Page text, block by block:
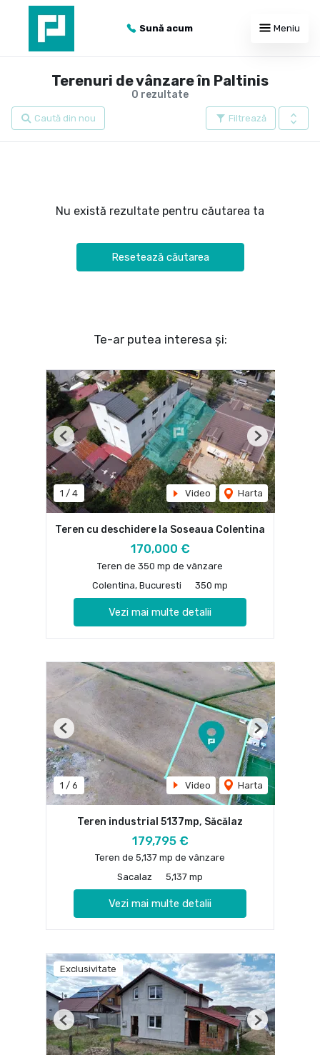
Sună acum Meniu
0 rezultate
Terenuri de vânzare în Paltinis
Filtrează
Caută din nou
Nu există rezultate pentru căutarea ta
Resetează căutarea
Te-ar putea interesa și:
1 / 4 Video Harta
Previous Next
Teren cu deschidere la Soseaua Colentina
170,000 €
Teren de 350 mp de vânzare
Colentina, Bucuresti
350 mp
Vezi mai multe detalii
1 / 6 Video Harta
Previous Next
Teren industrial 5137mp, Săcălaz
179,795 €
Teren de 5,137 mp de vânzare
Sacalaz
5,137 mp
Vezi mai multe detalii
Exclusivitate
Previous Next